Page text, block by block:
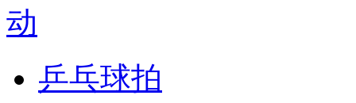
乒乓球拍